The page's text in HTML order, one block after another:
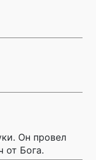
Он провел
от Бога.